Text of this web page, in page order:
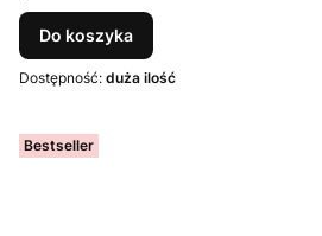
Do koszyka
Dostępność: duża ilość
Bestseller